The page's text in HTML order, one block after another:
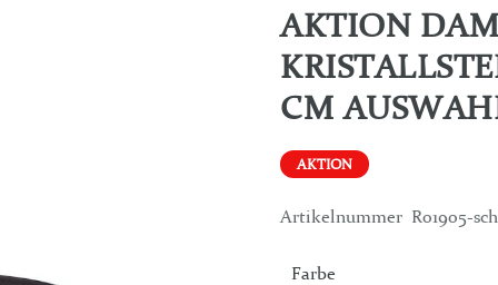
AKTION
CM
AKTION
Artikelnummer R01905-
Farbe